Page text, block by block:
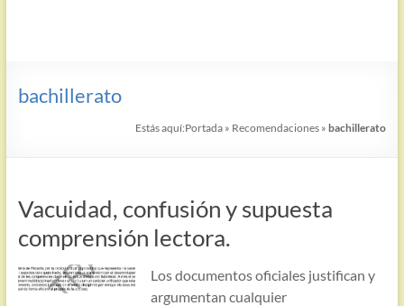
bachillerato
Estás aquí:Portada » Recomendaciones »bachillerato
Vacuidad, confusión y supuesta
comprensión lectora.
Los documentos oficiales justifican y
argumentan cualquier